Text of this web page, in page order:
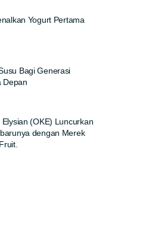
Yogurt Pertama
Bagi Generasi
Depan
(OKE) Luncurkan
dengan Merek